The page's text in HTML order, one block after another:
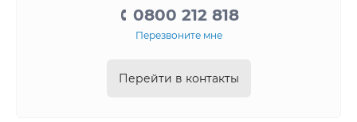
0800 212 818
Перезвоните мне
Перейти в контакты